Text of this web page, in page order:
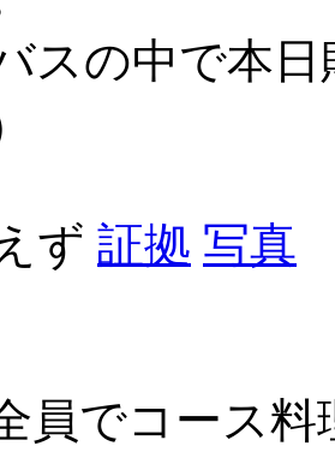
スの中で本
ず 証拠 写真
員でコース料